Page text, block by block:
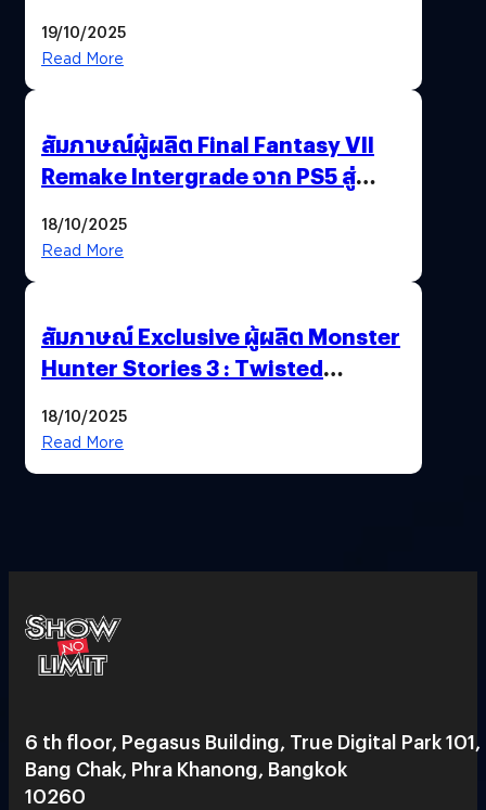
พาณิชย์ร่วมชูความสำเร็จ
19/10/2025
Read More
สัมภาษณ์ผู้ผลิต Final Fantasy VII
Remake Intergrade จาก PS5 สู่
18/10/2025
Read More
สัมภาษณ์ Exclusive ผู้ผลิต Monster
Hunter Stories 3 : Twisted
สวยฉ่ำ !
18/10/2025
Read More
6 th floor, Pegasus Building, True Digital Park 101,
Bang Chak, Phra Khanong, Bangkok
10260